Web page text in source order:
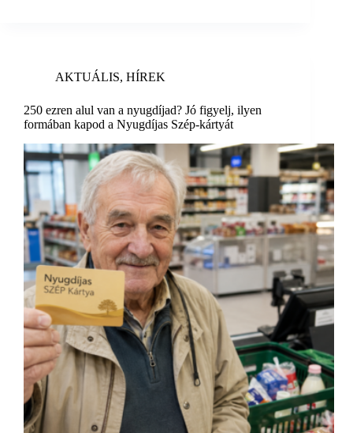
AKTUÁLIS, HÍREK
250 ezren alul van a nyugdíjad? Jó figyelj, ilyen
formában kapod a Nyugdíjas Szép-kártyát